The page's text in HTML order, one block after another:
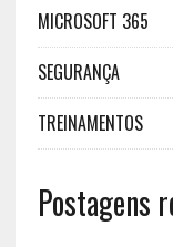
MICROSOFT 365
SEGURANÇA
TREINAMENTOS
Postagens